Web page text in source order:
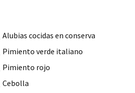
Alubias cocidas en conserva
Pimiento verde italiano
Pimiento rojo
Cebolla